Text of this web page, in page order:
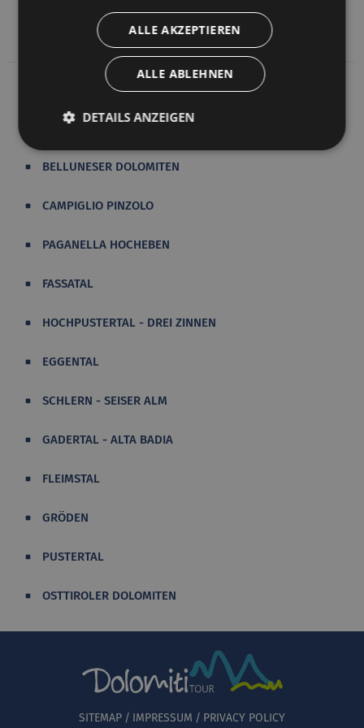
AMPEZZANER DOLOMITEN
BELLUNESER DOLOMITEN
CAMPIGLIO PINZOLO
PAGANELLA HOCHEBEN
FASSATAL
HOCHPUSTERTAL - DREI ZINNEN
EGGENTAL
SCHLERN - SEISER ALM
GADERTAL - ALTA BADIA
FLEIMSTAL
GRÖDEN
PUSTERTAL
OSTTIROLER DOLOMITEN
SITEMAP IMPRESSUM PRIVACY POLICY
ALLE AKZEPTIEREN
ALLE ABLEHNEN
DETAILS ANZEIGEN